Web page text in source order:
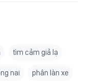
tìm cảm giả lạ
nai phân làn xe